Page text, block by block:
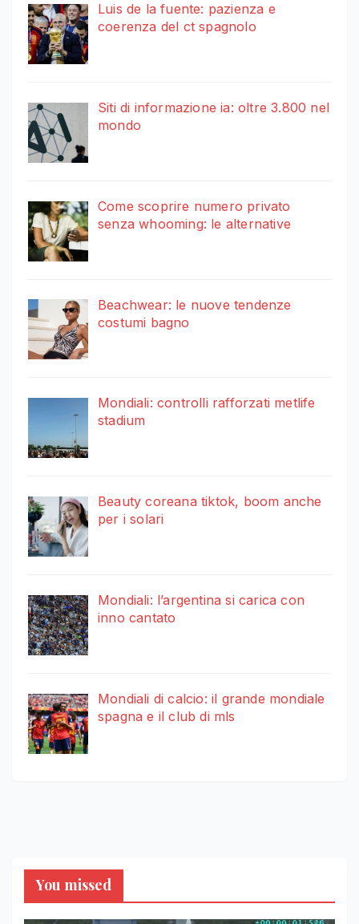
Luis de la fuente: pazienza e
coerenza del ct spagnolo
Siti di informazione ia: oltre 3.800 nel
mondo
Come scoprire numero privato
senza whooming: le alternative
Beachwear: le nuove tendenze
costumi bagno
Mondiali: controlli rafforzati metlife
stadium
Beauty coreana tiktok, boom anche
per i solari
Mondiali: l’argentina si carica con
inno cantato
Mondiali di calcio: il grande mondiale
spagna e il club di mls
You missed